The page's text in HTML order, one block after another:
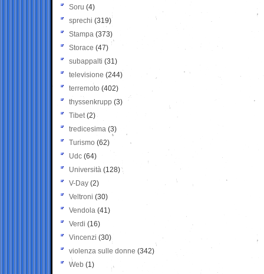
Soru (4)
sprechi (319)
Stampa (373)
Storace (47)
subappalti (31)
televisione(244)
terremoto (402)
thyssenkrupp (3)
Tibet(2)
tredicesima (3)
Turismo (62)
Udc (64)
Università (128)
V-Day (2)
Veltroni (30)
Vendola (41)
Verdi (16)
Vincenzi (30)
violenza sulle donne (342)
Web (1)